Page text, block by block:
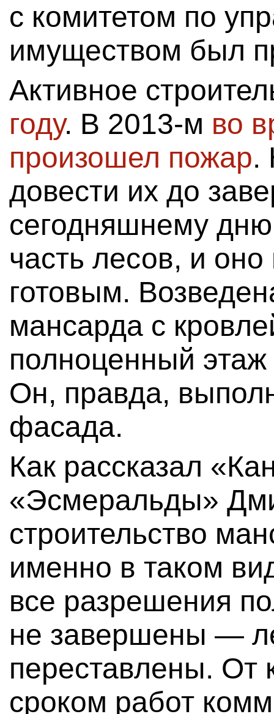
с комитетом по
имуществом был
Активное
году. В 2013-м во
произошел пожар.
довести их до
сегодняшнему
часть лесов, и
готовым.
мансарда с
полноценный
Он, правда,
фасада.
Как рассказал
«Эсмеральды»
строительство
именно в таком
все разрешения
не завершены —
переставлены. От
сроком работ